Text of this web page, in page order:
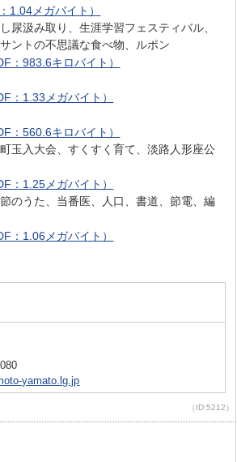
1.04メガバイト）
尿汲み取り、生涯学習フェスティバル、
ントの不思議な食べ物、ルポン
：983.6キロバイト）
：1.33メガバイト）
：560.6キロバイト）
玉入大会、すくすく育て、淡路人形座公
：1.25メガバイト）
のうた、当番医、人口、書道、節電、編
：1.06メガバイト）
yamato.lg.jp
（ID:5212）